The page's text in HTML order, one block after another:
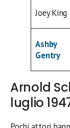
Joey King
Ashby
Gentry
Arnold
luglio